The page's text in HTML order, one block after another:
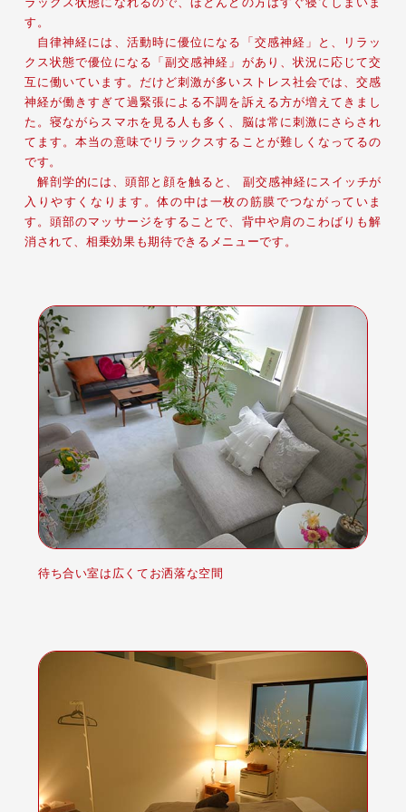
す。
自律神経には、活動時に優位になる「交感神経」と、リラッ
クス状態で優位になる「副交感神経」があり、状況に応じて交
互に働いています。だけど刺激が多いストレス社会では、交感
神経が働きすぎて過緊張による不調を訴える方が増えてきまし
た。寝ながらスマホを見る人も多く、脳は常に刺激にさらされ
てます。本当の意味でリラックスすることが難しくなってるの
です。
解剖学的には、頭部と顔を触ると、 副交感神経にスイッチが
入りやすくなります。体の中は一枚の筋膜でつながっていま
す。頭部のマッサージをすることで、背中や肩のこわばりも解
消されて、相乗効果も期待できるメニューです。
待ち合い室は広くてお洒落な空間